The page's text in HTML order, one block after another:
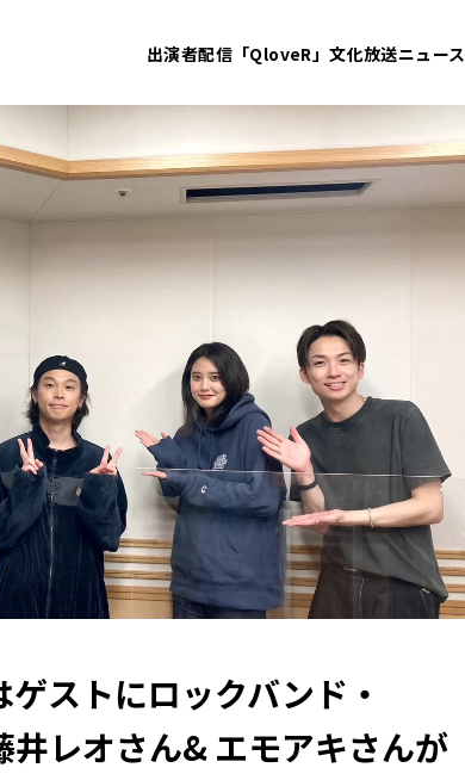
出演者配信「QloveR」文化放送ニュース
ストにロックバンド・
レオさん& エモアキさんが